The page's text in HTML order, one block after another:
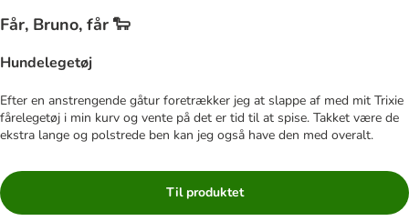
Får, Bruno, får 🐑
Hundelegetøj
Efter en anstrengende gåtur foretrækker jeg at slappe af med mit Trixie
fårelegetøj i min kurv og vente på det er tid til at spise. Takket være de
ekstra lange og polstrede ben kan jeg også have den med overalt.
Til produktet